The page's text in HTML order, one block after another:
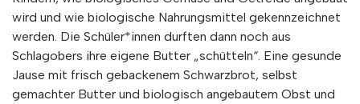
wird und wie biologische Nahrungsmittel gekennzeichnet
werden. Die Schüler*innen durften dann noch aus
Schlagobers ihre eigene Butter „schütteln“. Eine gesunde
Jause mit frisch gebackenem Schwarzbrot, selbst
gemachter Butter und biologisch angebautem Obst und